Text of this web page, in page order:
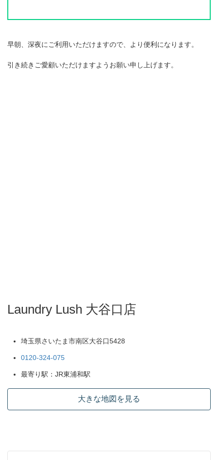
早朝、深夜にご利用いただけますので、より便利になります。
引き続きご愛顧いただけますようお願い申し上げます。
Laundry Lush 大谷口店
埼玉県さいたま市南区大谷口5428
0120-324-075
最寄り駅：JR東浦和駅
大きな地図を見る